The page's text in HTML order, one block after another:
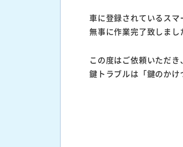
車に登録されているス
無事に作業完了致しまし
この度はご依頼いただき
鍵トラブルは「鍵のかけ